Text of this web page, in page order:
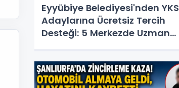
Eyyübiye Belediyesi'nden YKS
Adaylarına Ücretsiz Tercih
Desteği: 5 Merkezde Uzman